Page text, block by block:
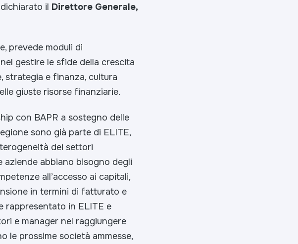
il Direttore Generale,
prevede moduli di
gestire le sfide della crescita
strategia e finanza, cultura
giuste risorse finanziarie.
con BAPR a sostegno delle
sono già parte di ELITE,
dei settori
abbiano bisogno degli
all’accesso ai capitali,
in termini di fatturato e
rappresentato in ELITE e
e manager nel raggiungere
le prossime società ammesse,